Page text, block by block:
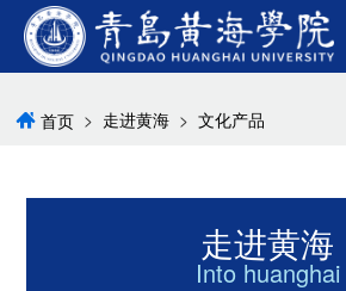
首页 > 走进黄海 > 文化产品
走进黄海
Into huanghai